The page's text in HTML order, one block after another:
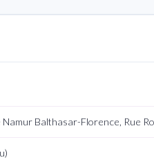
Balthasar-Florence, Rue